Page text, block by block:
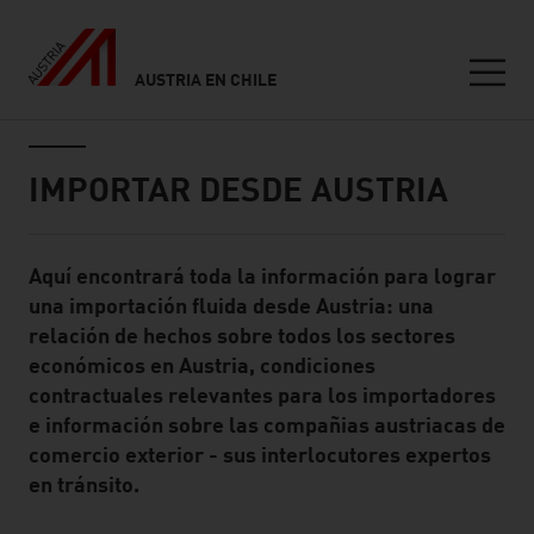
AUSTRIA EN CHILE
IMPORTAR DESDE AUSTRIA
Standard Content Module
Aquí encontrará toda la información para lograr
una importación fluida desde Austria: una
relación de hechos sobre todos los sectores
económicos en Austria, condiciones
contractuales relevantes para los importadores
e información sobre las compañias austriacas de
comercio exterior - sus interlocutores expertos
en tránsito.